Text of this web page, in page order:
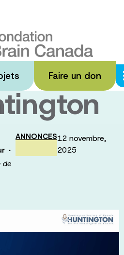
Faire un don
·
de
ANNONCES12 novembre,
2025